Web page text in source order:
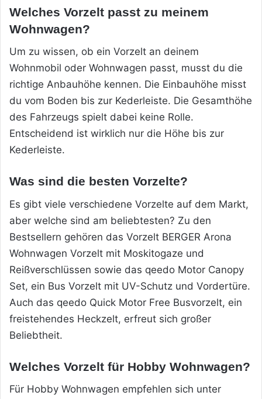
Welches Vorzelt passt zu meinem
Wohnwagen?
Um zu wissen, ob ein Vorzelt an deinem
Wohnmobil oder Wohnwagen passt, musst du die
richtige Anbauhöhe kennen. Die Einbauhöhe misst
du vom Boden bis zur Kederleiste. Die Gesamthöhe
des Fahrzeugs spielt dabei keine Rolle.
Entscheidend ist wirklich nur die Höhe bis zur
Kederleiste.
Was sind die besten Vorzelte?
Es gibt viele verschiedene Vorzelte auf dem Markt,
aber welche sind am beliebtesten? Zu den
Bestsellern gehören das Vorzelt BERGER Arona
Wohnwagen Vorzelt mit Moskitogaze und
Reißverschlüssen sowie das qeedo Motor Canopy
Set, ein Bus Vorzelt mit UV-Schutz und Vordertüre.
Auch das qeedo Quick Motor Free Busvorzelt, ein
freistehendes Heckzelt, erfreut sich großer
Beliebtheit.
Welches Vorzelt für Hobby Wohnwagen?
Für Hobby Wohnwagen empfehlen sich unter